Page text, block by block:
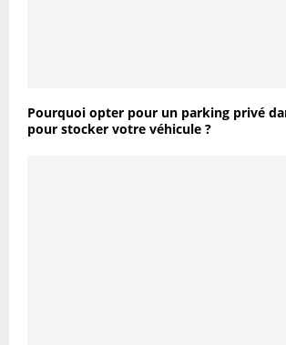
Pourquoi opter pour un parking privé
pour stocker votre véhicule ?